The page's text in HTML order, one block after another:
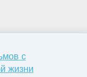
с
жизни